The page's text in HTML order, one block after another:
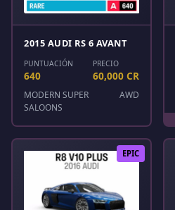
2015 AUDI RS 6 AVANT
PUNTUACIÓN
640
PRECIO
60,000 CR
MODERN SUPER
SALOONS
AWD
EPIC